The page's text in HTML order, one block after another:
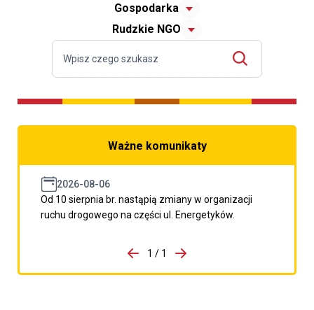
Gospodarka
Rudzkie NGO
Ważne komunikaty
2026-08-06
Od 10 sierpnia br. nastąpią zmiany w organizacji
ruchu drogowego na części ul. Energetyków.
porzpedniego komunikatu
1 / 1
Przejdź do następnego